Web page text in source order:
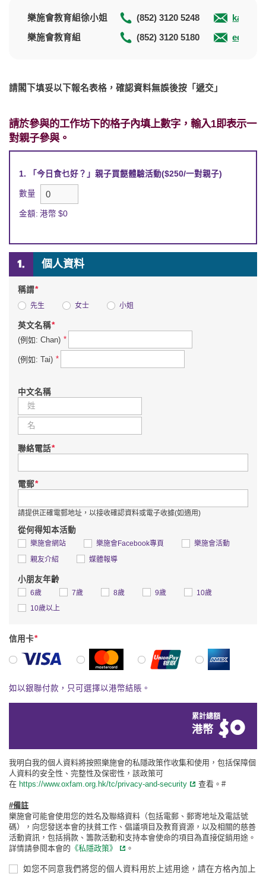
樂施會教育組徐小姐 (852) 3120 5248
樂施會教育組 (852) 3120 5180
請閣下填妥以下報名表格，確認資料無誤後按「遞交」
請於參與的工作坊下的格子內填上數字，輸入1即表示一
對親子參與。
1. 「今日食乜好？」親子買餸體驗活動($250/一對親子)
數量
金額: 港幣 $0
個人資料
稱謂*
先生 女士 小姐
英文名稱*
(例如: Chan) *
(例如: Tai) *
中文名稱
聯絡電話*
電郵*
請提供正確電郵地址，以接收確認資料或電子收據(如適用)
從何得知本活動
樂施會網站 樂施會Facebook專頁
樂施會活動
親友介紹
媒體報導
小朋友年齡
6歲 7歲 8歲 9歲
10歲
10歲以上
信用卡*
銀聯
如以銀聯付款，只可選擇以港幣結賬。
累計總額
港幣 $0
我明白我的個人資料將按照樂施會的私隱政策作收集和使用，包括保障個
人資料的安全性、完整性及保密性，該政策可
在 https://www.oxfam.org.hk/tc/privacy-and-security 查看。#
#備註
樂施會可能會使用您的姓名及聯絡資料（包括電郵、郵寄地址及電話號
碼），向您發送本會的扶貧工作、倡議項目及教育資源，以及相關的慈善
活動資訊，包括捐款、籌款活動和支持本會使命的項目為直接促銷用途。
詳情請參閱本會的 《私隱政策》 。
如您不同意我們將您的個人資料用於上述用途，請在方格內加上